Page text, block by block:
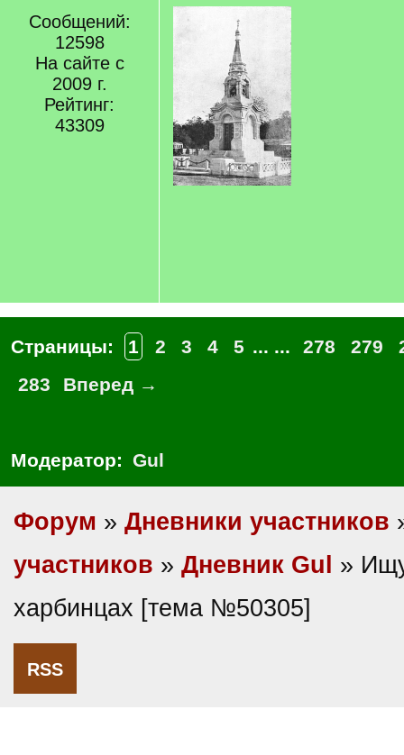
Сообщений:
12598
На сайте с
2009 г.
Рейтинг:
43309
Страницы: 1 2 3 4 5 ... ... 278 279
283
Вперед →
Модератор: Gul
Форум » Дневники участников
участников » Дневник Gul
»
харбинцах [тема №50305]
RSS